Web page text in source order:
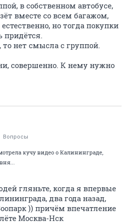
в собственном автобусе,
вместе со всем багажом,
но тогда покупки
придётся.
нет смысла с группой.
совершенно. К нему нужно
Вопросы
кучу видео о Калининграде,
гляньте, когда я впервые
два года назад,
)) причём впечатление
Москва-Нск